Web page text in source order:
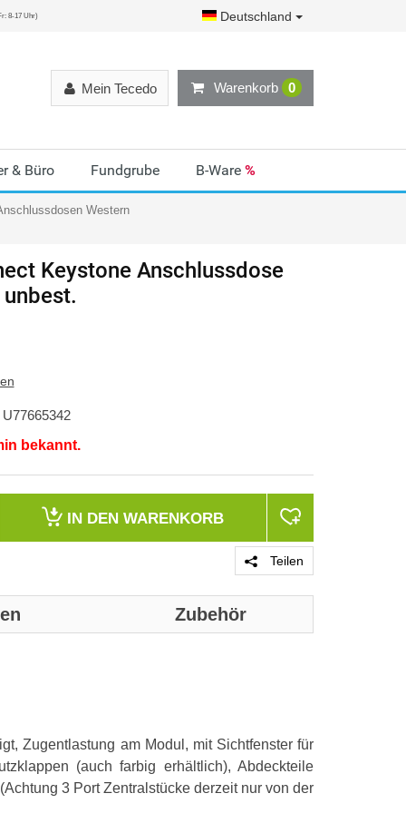
8-17 Uhr) Deutschland
Warenkorb 0
Mein Tecedo
& Büro Fundgrube B-Ware %
Western
Keystone Anschlussdose
U77665342
bekannt.
IN DEN WARENKORB
Teilen
Zubehör
Zugentlastung am Modul, mit Sichtfenster für
(auch farbig erhältlich), Abdeckteile
3 Port Zentralstücke derzeit nur von der